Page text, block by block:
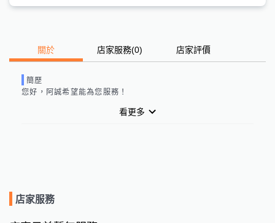
關於 店家服務(0) 店家評價
簡歷
您好， 阿誠希望能為您服務！
看更多
店家服務